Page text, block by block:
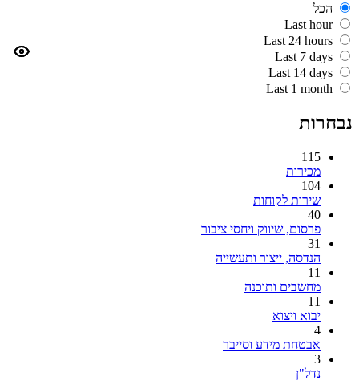
הכל
Last hour
Last 24 hours
Last 7 days
Last 14 days
Last 1 month
נבחרות
115
מכירות
104
שירות לקוחות
40
פרסום, שיווק ויחסי ציבור
31
הנדסה, ייצור ותעשייה
11
מחשבים ותוכנה
11
יבוא ויצוא
4
אבטחת מידע וסייבר
3
נדל"ן